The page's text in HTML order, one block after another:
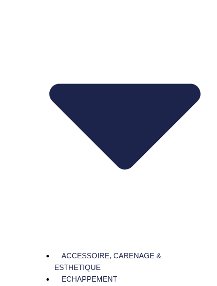
ACCESSOIRE, CARENAGE &
ESTHETIQUE
ECHAPPEMENT